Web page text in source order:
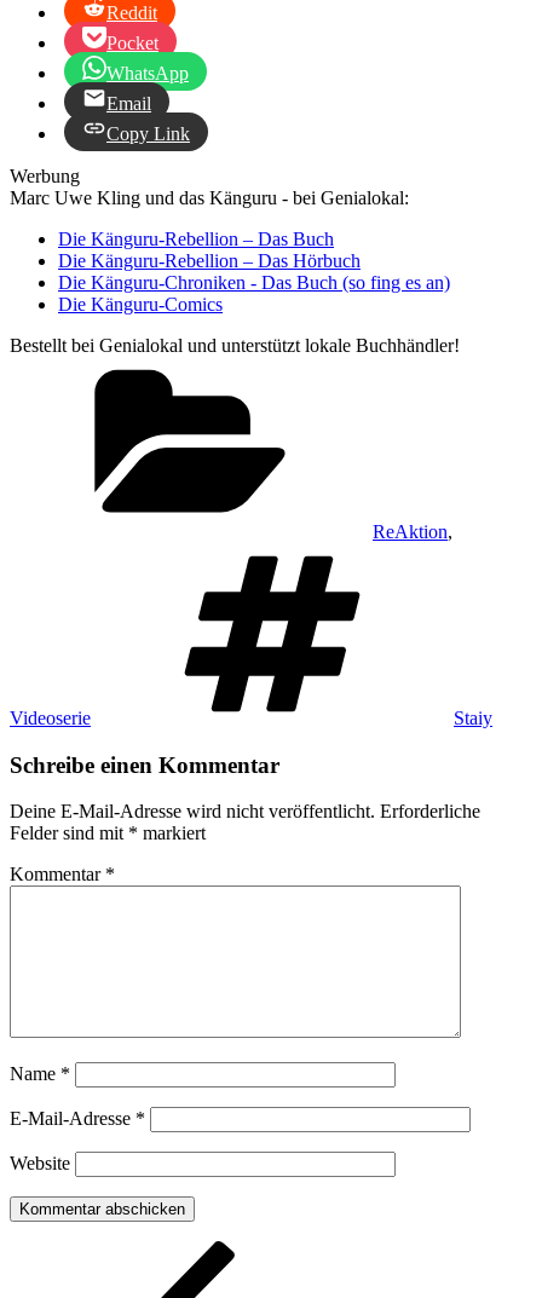
Reddit
Pocket
WhatsApp
Email
Copy Link
Werbung
Marc Uwe Kling und das Känguru - bei Genialokal:
Die Känguru-Rebellion – Das Buch
Die Känguru-Rebellion – Das Hörbuch
Die Känguru-Chroniken - Das Buch (so fing es an)
Die Känguru-Comics
Bestellt bei Genialokal und unterstützt lokale Buchhändler!
ReAktion,
Videoserie Staiy
Schreibe einen Kommentar
Deine E-Mail-Adresse wird nicht veröffentlicht. Erforderliche
Felder sind mit * markiert
Kommentar *
Name *
E-Mail-Adresse *
Website
Beitragsnavigation